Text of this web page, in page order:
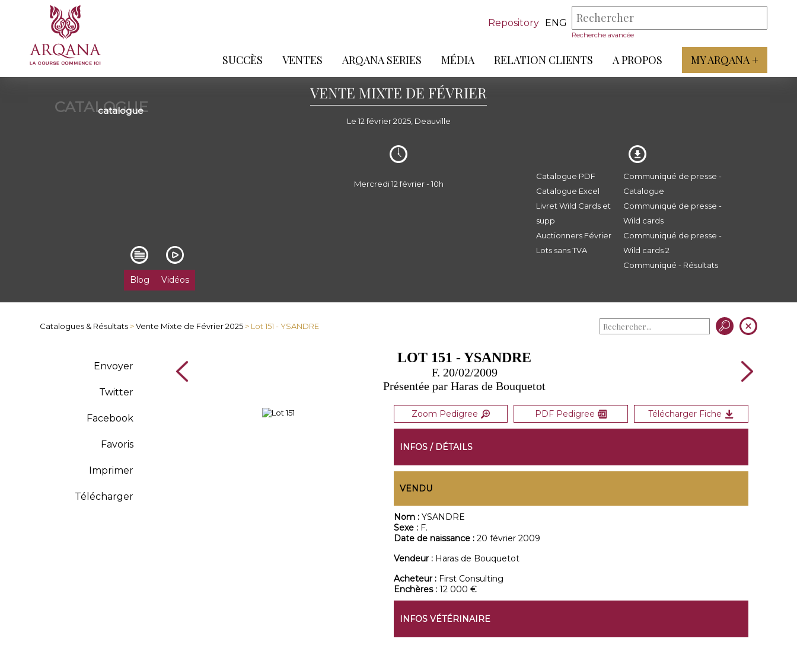
Repository ENG
Recherche avancée
SUCCÈS VENTES ARQANA SERIES MÉDIA RELATION CLIENTS A PROPOS MY ARQANA +
CATALOGUE
catalogue
VENTE MIXTE DE FÉVRIER
Le 12 février 2025, Deauville
Blog Vidéos
Mercredi 12 février - 10h
Catalogue PDF
Catalogue Excel
Livret Wild Cards et
supp
Auctionners Février
Lots sans TVA
Communiqué de presse -
Catalogue
Communiqué de presse -
Wild cards
Communiqué de presse -
Wild cards 2
Communiqué - Résultats
Catalogues & Résultats >Vente Mixte de Février 2025 > Lot 151 - YSANDRE
Envoyer
Twitter
Facebook
Favoris
Imprimer
Télécharger
LOT 151 - YSANDRE
F. 20/02/2009
Présentée par Haras de Bouquetot
Zoom Pedigree PDF Pedigree Télécharger Fiche
INFOS / DÉTAILS
VENDU
Nom : YSANDRE
Sexe : F.
Date de naissance : 20 février 2009
Vendeur : Haras de Bouquetot
Acheteur : First Consulting
Enchères : 12 000 €
INFOS VÉTÉRINAIRE